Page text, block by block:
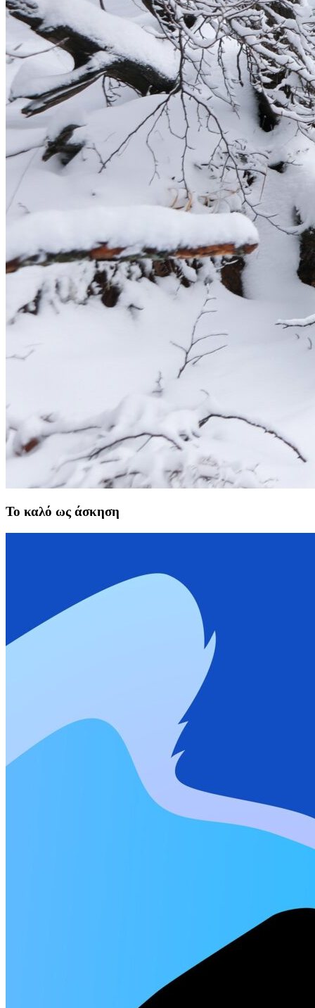
Το καλό ως άσκηση